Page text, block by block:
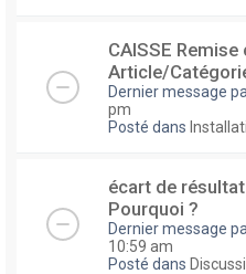
CAISSE
Article/
Dernier message
pm
Posté dans
écart de
Pourquoi ?
Dernier message
10:59 am
Posté dans